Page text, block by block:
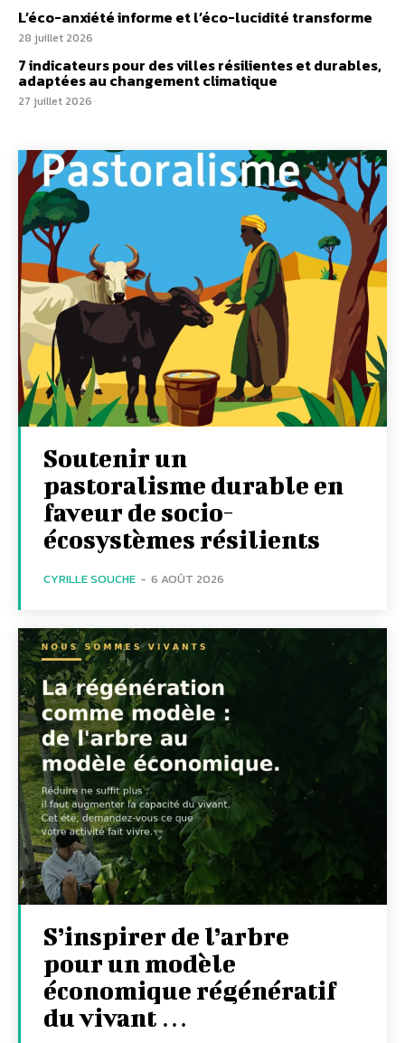
L’éco-anxiété informe et l’éco-lucidité transforme
28 juillet 2026
7 indicateurs pour des villes résilientes et durables,
adaptées au changement climatique
27 juillet 2026
Soutenir un
pastoralisme durable en
faveur de socio-
écosystèmes résilients
CYRILLE SOUCHE - 6 AOÛT 2026
S’inspirer de l’arbre
pour un modèle
économique régénératif
du vivant …